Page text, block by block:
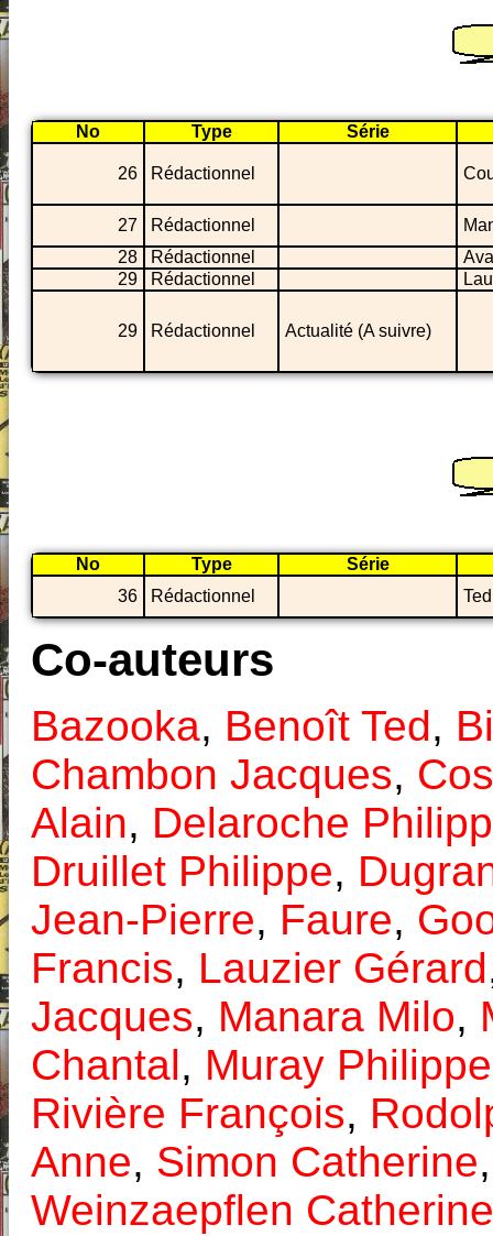
No Type Série
26 Rédactionnel
27 Rédactionnel
28
Rédactionnel
29
Rédactionnel
29 Rédactionnel Actualité (A suivre)
No Type
Série
36
Rédactionnel
Co-auteurs
Bazooka, Benoît Ted,
Chambon Jacques,
Alain, Delaroche
Druillet Philippe,
Jean-Pierre, Faure,
Francis, Lauzier Gérard
Jacques, Manara Milo,
Chantal, Muray Philippe
Rivière François,
Anne, Simon Catherine
Weinzaepflen Catherine